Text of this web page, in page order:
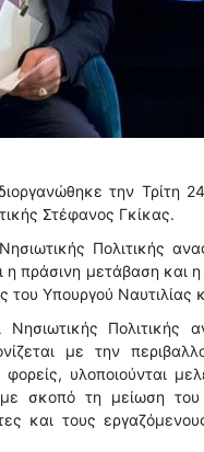
την Τρίτη
Στέφανος Γκίκας.
Πολιτικής
η πράσινη μετάβαση
του Υπουργού Ναυτιλίας
Πολιτικής
με την
υλοποιούνται
σκοπό τη μείωση
και τους